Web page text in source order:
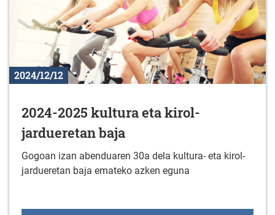
2024/12/12
2024-2025 kultura eta kirol-
jardueretan baja
Gogoan izan abenduaren 30a dela kultura- eta kirol-
jardueretan baja emateko azken eguna